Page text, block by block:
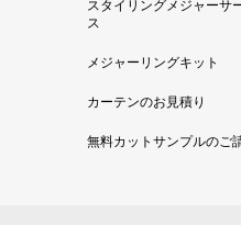
スタイリングメジャーサ
ス
メジャーリングキット
カーテンのお見積り
無料カットサンプルのご